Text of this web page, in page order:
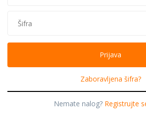
Zaboravljena šifra?
Nemate nalog? Registrujte